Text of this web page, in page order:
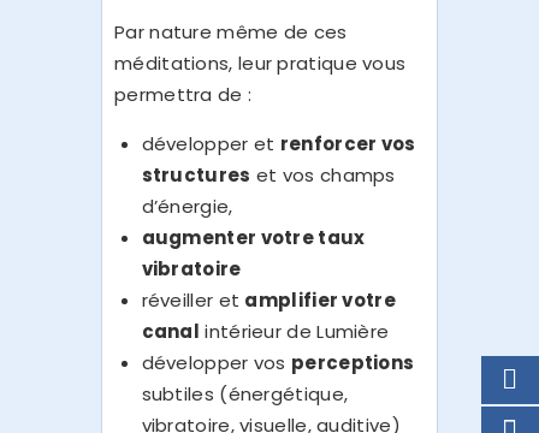
Par nature même de ces
méditations, leur pratique vous
permettra de :
développer et renforcer vos
structures et vos champs
d’énergie,
augmenter votre taux
vibratoire
réveiller et amplifier votre
canal intérieur de Lumière
développer vos perceptions
subtiles (énergétique,
vibratoire, visuelle, auditive)